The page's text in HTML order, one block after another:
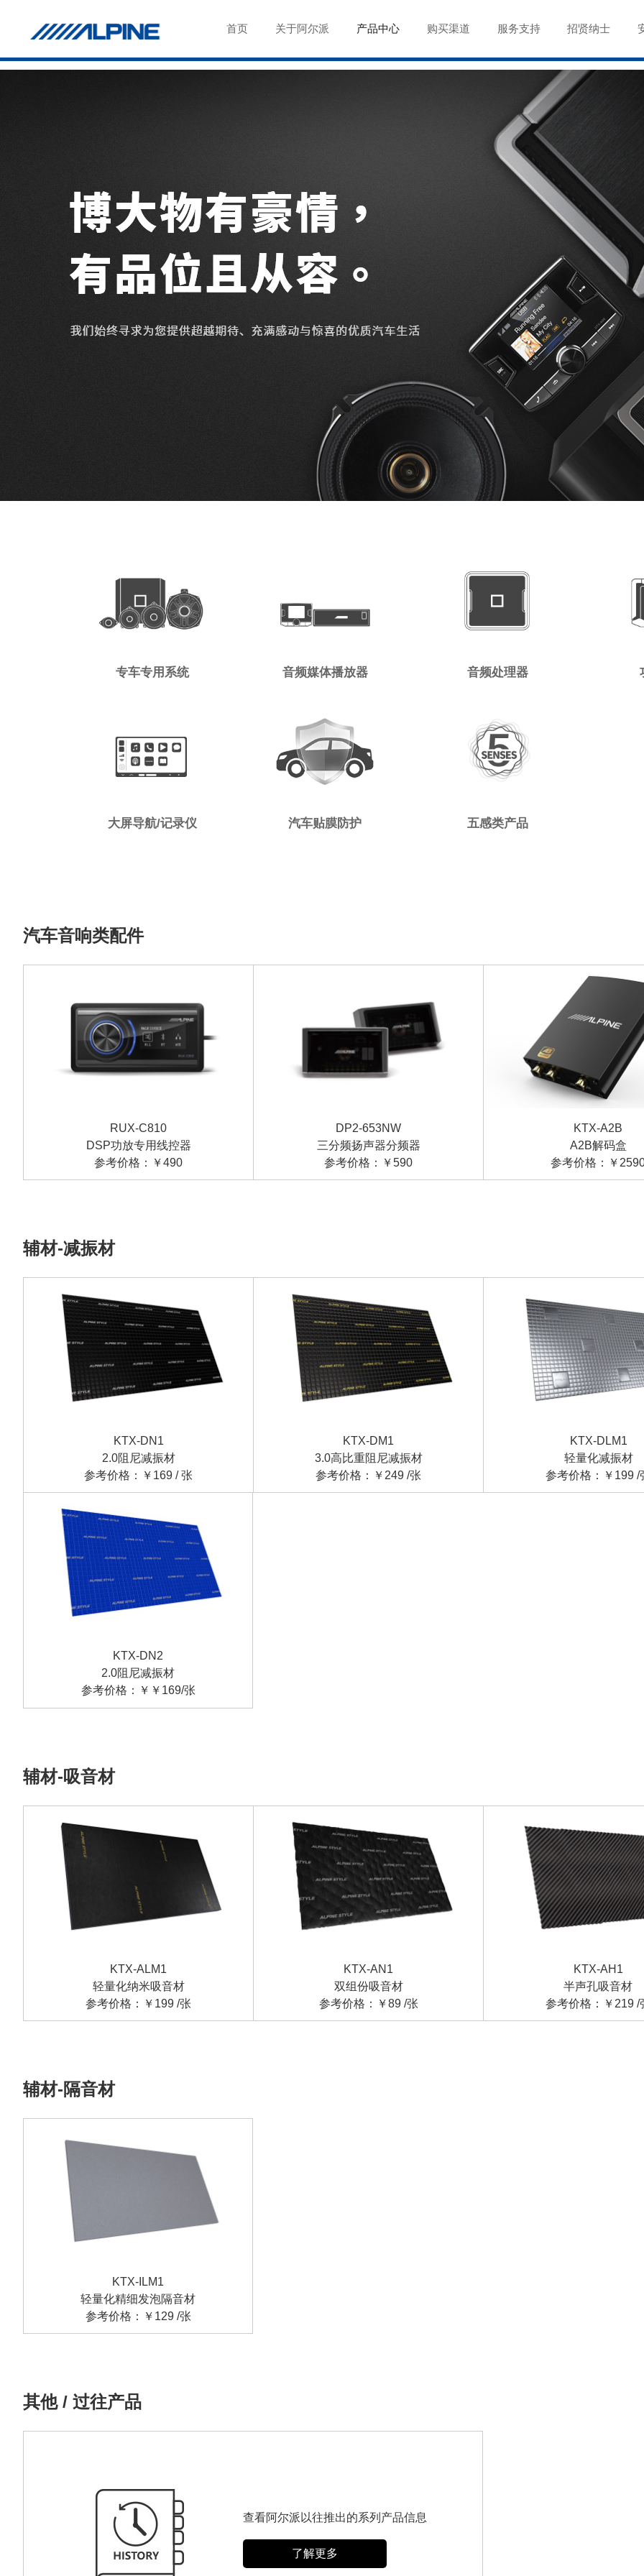
首页 关于阿尔派 产品中心 购买渠道 服务支持 招贤纳士
专车专用系统 音频媒体播放器 音频处理器
大屏导航/记录仪 汽车贴膜防护 五感类产品
汽车音响类配件
RUX-C810
DSP功放专用线控器
参考价格：￥490
DP2-653NW
三分频扬声器分频器
参考价格：￥590
KTX-A2B
A2B解码盒
参考价格：￥
辅材-减振材
KTX-DN1
2.0阻尼减振材
参考价格：￥169 / 张
KTX-DM1
3.0高比重阻尼减振材
参考价格：￥249 /张
KTX-DLM1
轻量化减振材
参考价格：￥199 /
KTX-DN2
2.0阻尼减振材
参考价格：￥￥169/张
辅材-吸音材
KTX-ALM1
轻量化纳米吸音材
参考价格：￥199 /张
KTX-AN1
双组份吸音材
参考价格：￥89 /张
KTX-AH1
半声孔吸音材
参考价格：￥219 /
辅材-隔音材
KTX-ILM1
轻量化精细发泡隔音材
参考价格：￥129 /张
其他 / 过往产品
查看阿尔派以往推出的系列产品信息
了解更多